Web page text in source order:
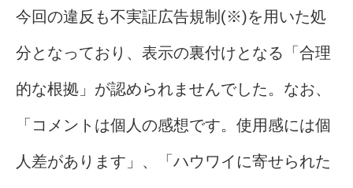
今回の違反も不実証広告規制(※)を用いた処
分となっており、表示の裏付けとなる「合理
的な根拠」が認められませんでした。なお、
「コメントは個人の感想です。使用感には個
人差があります」、「ハウワイに寄せられた